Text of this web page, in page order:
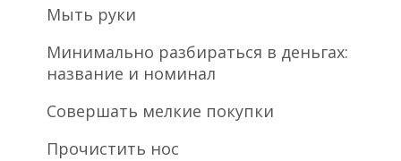
Мыть руки
Минимально разбираться в деньгах:
название и номинал
Совершать мелкие покупки
Прочистить нос